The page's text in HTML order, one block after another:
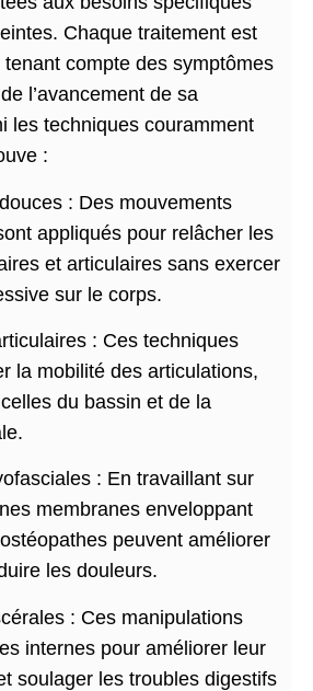
Chaque traitement est
compte des symptômes
l’avancement de sa
les techniques couramment
:
: Des mouvements
appliqués pour relâcher les
et articulaires sans exercer
sur le corps.
: Ces techniques
la mobilité des articulations,
du bassin et de la
: En travaillant sur
membranes enveloppant
peuvent améliorer
les douleurs.
: Ces manipulations
internes pour améliorer leur
soulager les troubles digestifs